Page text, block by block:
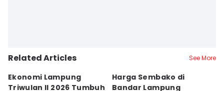
Related Articles See More
Ekonomi Lampung
Triwulan II 2026 Tumbuh
Harga Sembako di
Bandar Lampung